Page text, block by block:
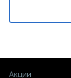
Акции